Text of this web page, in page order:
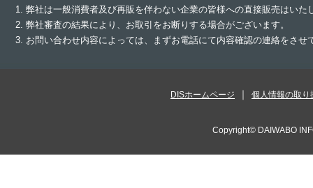
1. 弊社は一般消費者及び再販を伴わない企業の皆様への直接販売はいた
2. 弊社審査の結果により、お取引をお断りする場合がございます。
3. お問い合わせ内容によっては、まずお電話にて内容確認の連絡をさ
DISホームページ 個人情報の取り
Copyright© DAIWABO